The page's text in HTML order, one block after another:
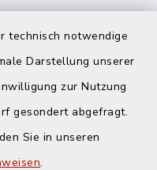
technisch notwendige
Darstellung unserer
zur Nutzung
gesondert abgefragt.
Sie in unseren
.